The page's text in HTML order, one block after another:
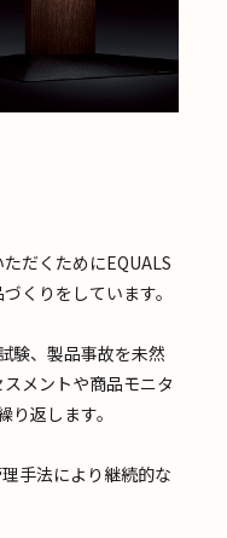
だくためにEQUALS
くりをしています。
験、製品事故を未然
メントや商品モニタ
返します。
手法により継続的な